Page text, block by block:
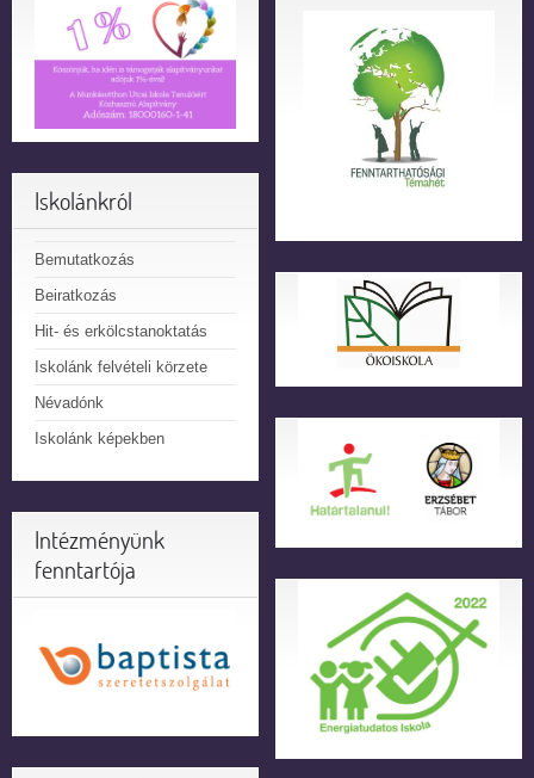
Iskolánkról
Bemutatkozás
Beiratkozás
Hit- és erkölcstanoktatás
Iskolánk felvételi körzete
Névadónk
Iskolánk képekben
Intézményünk
fenntartója